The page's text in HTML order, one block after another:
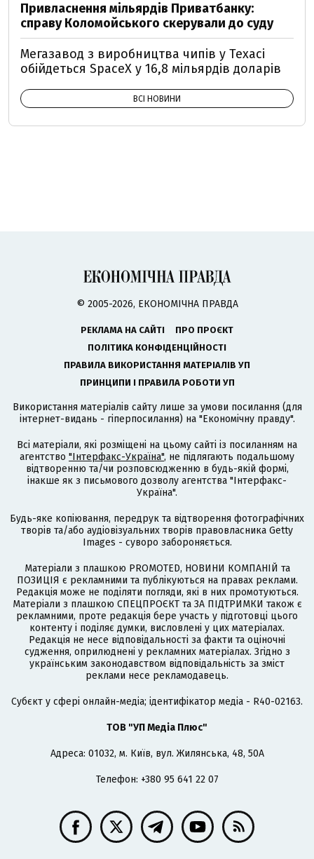
Привласнення мільярдів Приватбанку:
справу Коломойського скерували до суду
Мегазавод з виробництва чипів у Техасі
обійдеться SpaceX у 16,8 мільярдів доларів
ВСІ НОВИНИ
© 2005-2026, ЕКОНОМІЧНА ПРАВДА
РЕКЛАМА НА САЙТІ
ПРО ПРОЄКТ
ПОЛІТИКА КОНФІДЕНЦІЙНОСТІ
ПРАВИЛА ВИКОРИСТАННЯ МАТЕРІАЛІВ УП
ПРИНЦИПИ І ПРАВИЛА РОБОТИ УП
Використання матеріалів сайту лише за умови посилання (для
інтернет-видань - гіперпосилання) на "Економічну правду".
Всі матеріали, які розміщені на цьому сайті із посиланням на
агентство "Інтерфакс-Україна", не підлягають подальшому
відтворенню та/чи розповсюдженню в будь-якій формі,
інакше як з письмового дозволу агентства "Інтерфакс-
Україна".
Будь-яке копіювання, передрук та відтворення фотографічних
творів та/або аудіовізуальних творів правовласника Getty
Images - суворо забороняється.
Матеріали з плашкою PROMOTED, НОВИНИ КОМПАНІЙ та
ПОЗИЦІЯ є рекламними та публікуються на правах реклами.
Редакція може не поділяти погляди, які в них промотуються.
Матеріали з плашкою СПЕЦПРОЄКТ та ЗА ПІДТРИМКИ також є
рекламними, проте редакція бере участь у підготовці цього
контенту і поділяє думки, висловлені у цих матеріалах.
Редакція не несе відповідальності за факти та оціночні
судження, оприлюднені у рекламних матеріалах. Згідно з
українським законодавством відповідальність за зміст
реклами несе рекламодавець.
Cубєкт у сфері онлайн-медіа; ідентифікатор медіа - R40-02163.
ТОВ "УП Медіа Плюс"
Адреса: 01032, м. Київ, вул. Жилянська, 48, 50А
Телефон: +380 95 641 22 07